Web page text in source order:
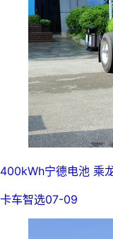
400kWh宁德电池 乘
卡车智选07-09